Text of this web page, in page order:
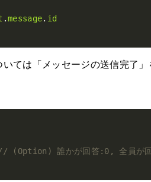
.message. id
いては「メッセージの送信完了」